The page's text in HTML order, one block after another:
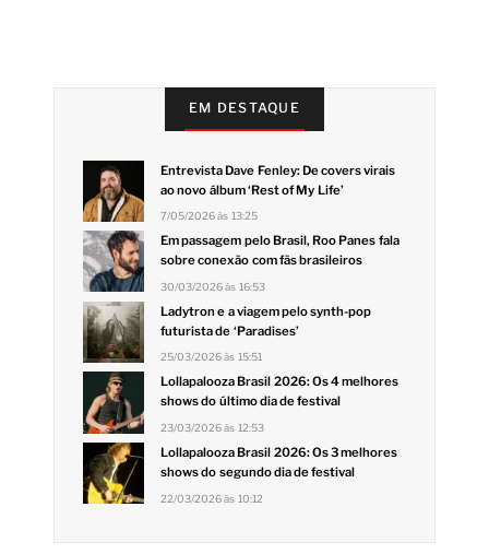
EM DESTAQUE
Entrevista Dave Fenley: De covers virais
ao novo álbum ‘Rest of My Life’
7/05/2026 às 13:25
Em passagem pelo Brasil, Roo Panes fala
sobre conexão com fãs brasileiros
30/03/2026 às 16:53
Ladytron e a viagem pelo synth-pop
futurista de ‘Paradises’
25/03/2026 às 15:51
Lollapalooza Brasil 2026: Os 4 melhores
shows do último dia de festival
23/03/2026 às 12:53
Lollapalooza Brasil 2026: Os 3 melhores
shows do segundo dia de festival
22/03/2026 às 10:12